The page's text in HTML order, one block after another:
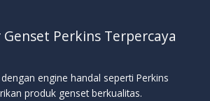
Perkins Terpercaya
engine handal seperti Perkins
produk genset berkualitas.